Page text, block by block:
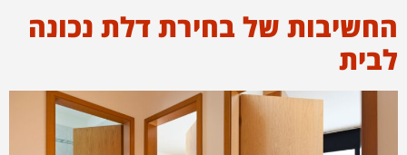
החשיבות של בחירת דלת נכונה
לבית